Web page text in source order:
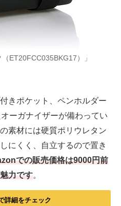
ET20FCC035BKG17）」
きポケット、ペンホルダー
ーガナイザーが備わってい
素材には硬質ポリウレタン
にくく、自立するので置き
での販売価格は9000円前
力です。
詳細をチェック